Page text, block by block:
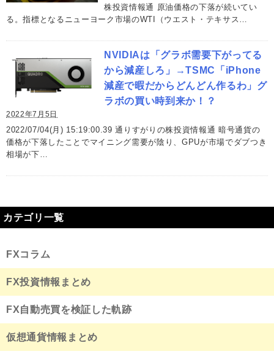
株投資情報通 原油価格の下落が続いてい
る。指標となるニューヨーク市場のWTI（ウエスト・テキサス…
NVIDIAは「グラボ需要下がってる
から減産しろ」→TSMC「iPhone
減産で暇だからどんどん作るわ」グ
ラボの買い時到来か！？
2022年7月5日
2022/07/04(月) 15:19:00.39 通りすがりの株投資情報通 暗号通貨の
価格が下落したことでマイニング需要が陰り、GPUが市場でダブつき
相場が下…
カテゴリ一覧
FXコラム
FX投資情報まとめ
FX自動売買を検証した軌跡
仮想通貨情報まとめ